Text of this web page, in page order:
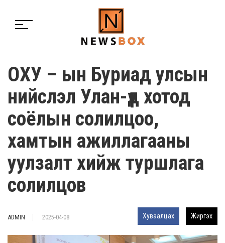
ОХУ – ын Буриад улсын
нийслэл Улан-үд хотод
соёлын солилцоо,
хамтын ажиллагааны
уулзалт хийж туршлага
солилцов
ADMIN 2025-04-08 Хуваалцах Жиргэх